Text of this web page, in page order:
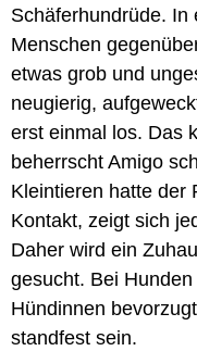
Schäferhundrüde. In
Menschen
etwas grob und
neugierig,
erst einmal los. Das
beherrscht Amigo
Kleintieren hatte der
Kontakt, zeigt sich
Daher wird ein
gesucht. Bei
Hündinnen
standfest sein.